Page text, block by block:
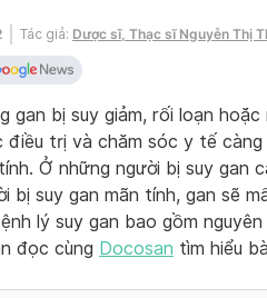
Tác giả: Dược sĩ, Thạc sĩ Nguyễn Thị
gan bị suy giảm, rối loạn
điều trị và chăm sóc y tế
Ở những người bị suy gan
bị suy gan mãn tính, gan sẽ
lý suy gan bao gồm
đọc cùng Docosan tìm hiểu